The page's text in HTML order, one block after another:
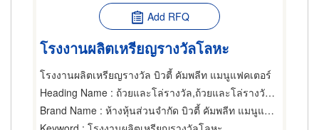
Add RFQ
โรงงานผลิตเหรียญรางวัลโลหะ
โรงงานผลิตเหรียญรางวัล บิวตี้ คัมพลีท แมนูแฟคเตอร์
Heading Name : ถ้วยและโล่รางวัล,ถ้วยและโล่รางวัล,โรงเรียน
Brand Name : ห้างหุ้นส่วนจำกัด บิวตี้ คัมพลีท แมนูแฟคเตอร์